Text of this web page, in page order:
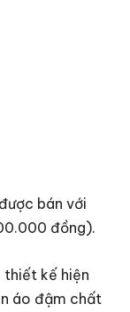
bán với
đồng).
thiết kế hiện
áo đậm chất